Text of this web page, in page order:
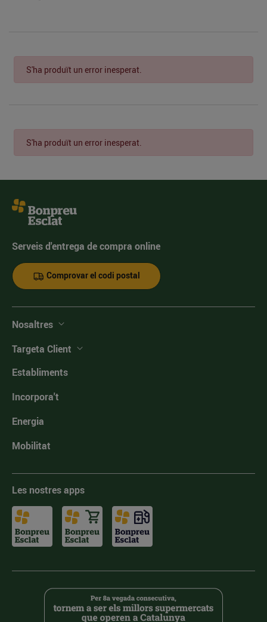
S'ha produït un error inesperat.
S'ha produït un error inesperat.
Serveis d'entrega de compra online
Comprovar el codi postal
Nosaltres
Targeta Client
Establiments
Incorpora't
Energia
Mobilitat
Les nostres apps